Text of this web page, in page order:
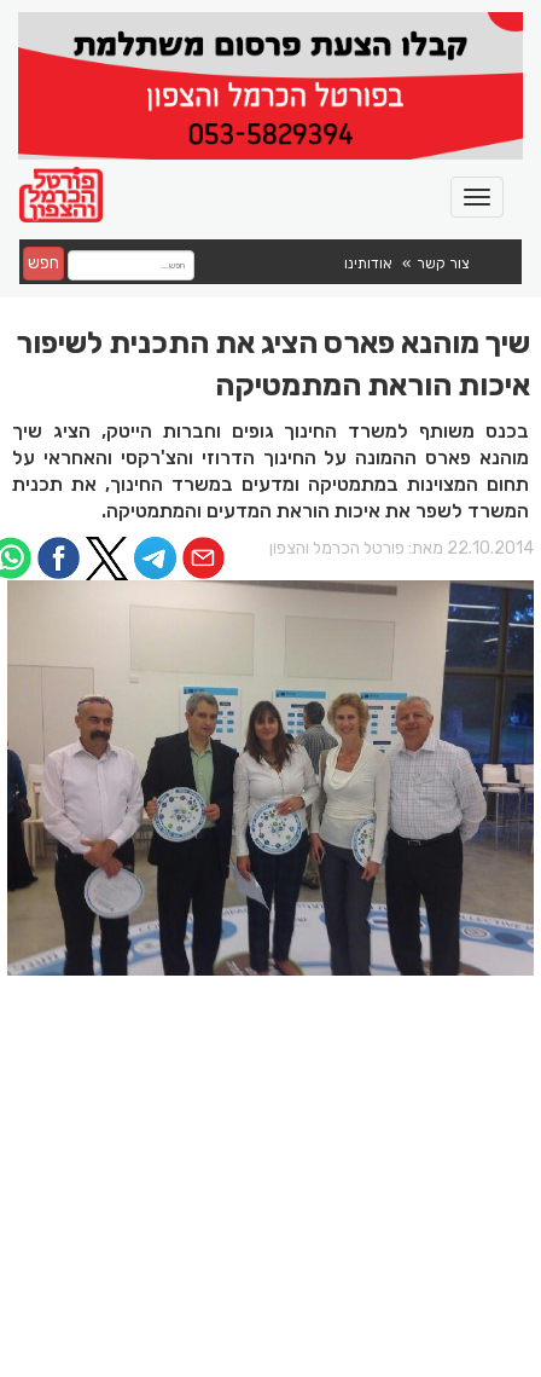
צור קשר אודותינו חפש
שיך מוהנא פארס הציג את התכנית לשיפור
איכות הוראת המתמטיקה
בכנס משותף למשרד החינוך גופים וחברות הייטק, הציג שיך
מוהנא פארס ההמונה על החינוך הדרוזי והצ'רקסי והאחראי על
תחום המצוינות במתמטיקה ומדעים במשרד החינוך, את תכנית
המשרד לשפר את איכות הוראת המדעים והמתמטיקה.
מאת: פורטל הכרמל והצפון